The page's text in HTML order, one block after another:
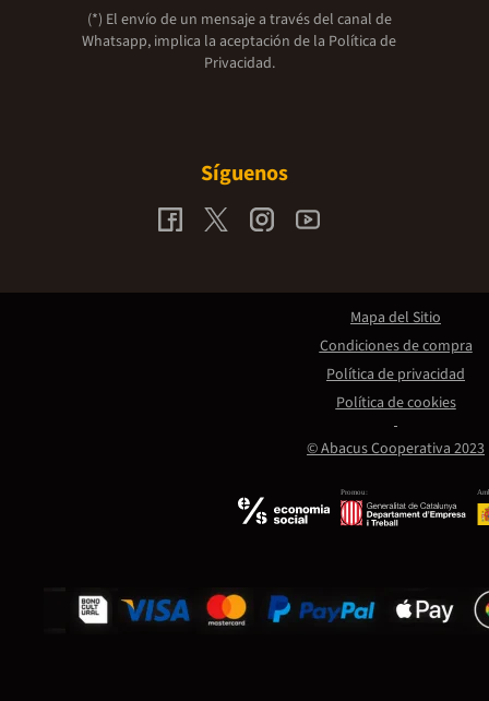
(*) El envío de un mensaje a través del canal de
Whatsapp, implica la aceptación de la Política de
Privacidad.
Síguenos
Promou:
© Abacus Cooperativa 2023
Mapa del Sitio
Condiciones de compra
Política de privacidad
Política de cookies